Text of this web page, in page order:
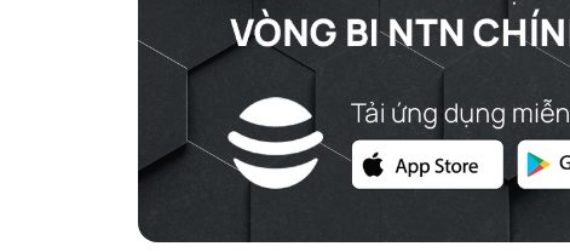
VÒNG BI KIM NTN
VÒNG BI CHẶN TRỤC NTN
VÒNG BI LĂN TRỤ ĐẨY NTN
GỐI ĐỠ NTN
GỐI ĐỠ 2 NỬA NTN